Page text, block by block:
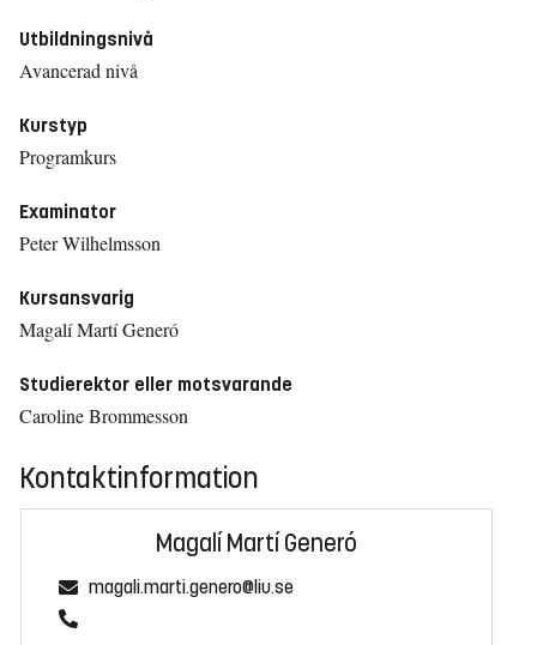
Utbildningsnivå
Avancerad nivå
Kurstyp
Programkurs
Examinator
Peter Wilhelmsson
Kursansvarig
Magalí Martí Generó
Studierektor eller motsvarande
Caroline Brommesson
Kontaktinformation
Magalí Martí Generó
magali.marti.genero@liu.se